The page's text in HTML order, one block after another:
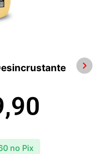
no Pix